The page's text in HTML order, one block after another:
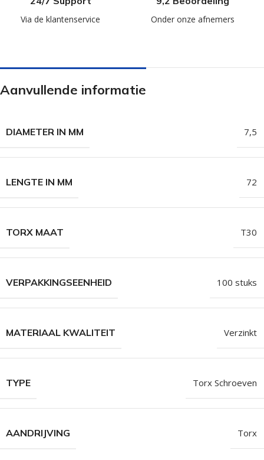
Via de klantenservice Onder onze afnemers
Aanvullende informatie
DIAMETER IN MM 7,5
LENGTE IN MM 72
TORX MAAT T30
VERPAKKINGSEENHEID 100 stuks
MATERIAAL KWALITEIT Verzinkt
TYPE Torx Schroeven
AANDRIJVING Torx